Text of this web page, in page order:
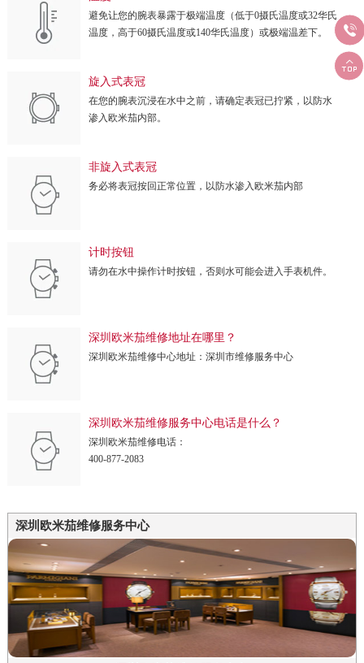
避免让您的腕表暴露于极端温度（低于0摄氏温度或32华氏
温度，高于60摄氏温度或140华氏温度）或极端温差下。
旋入式表冠
在您的腕表沉浸在水中之前，请确定表冠已拧紧，以防水
渗入欧米茄内部。
非旋入式表冠
务必将表冠按回正常位置，以防水渗入欧米茄内部
计时按钮
请勿在水中操作计时按钮，否则水可能会进入手表机件。
深圳欧米茄维修地址在哪里？
深圳欧米茄维修中心地址：深圳市维修服务中心
深圳欧米茄维修服务中心电话是什么？
深圳欧米茄维修电话：
400-877-2083
深圳欧米茄维修服务中心

